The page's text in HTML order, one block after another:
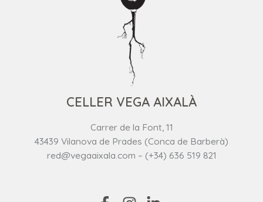
CELLER VEGA AIXALÀ
Carrer de la Font, 11
43439 Vilanova de Prades (Conca de Barberà)
red@vegaaixala.com – (+34) 636 519 821